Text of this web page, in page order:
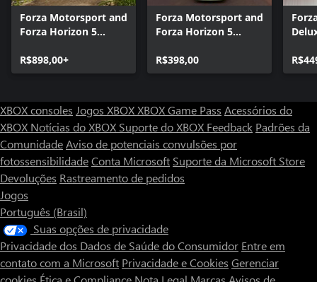
Forza Motorsport and
Forza Horizon 5
Bundle
R$898,00+
Forza Motorsport and
Forza Horizon 5
Bundle
R$398,00
XBOX consoles Jogos XBOXXBOX Game Pass Acessórios do
XBOX Notícias do XBOX Suporte do XBOX Feedback Padrões da
ComunidadeAviso de potenciais convulsões por
fotossensibilidadeConta Microsoft Suporte da Microsoft Store
Devoluções Rastreamento de pedidos
Jogos
Português (Brasil)
Suas opções de privacidade
Privacidade dos Dados de Saúde do Consumidor Entre em
contato com a Microsoft Privacidade e Cookies Gerenciar